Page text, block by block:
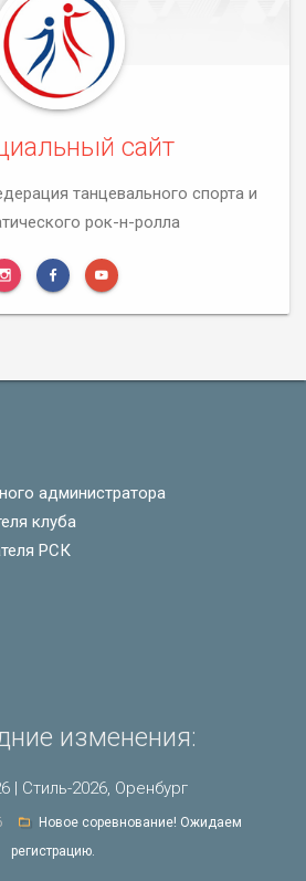
сайт
танцевального спорта и
рок-н-ролла
администратора
клуба
РСК
изменения:
| Стиль-2026, Оренбург
Новое соревнование! Ожидаем
регистрацию.